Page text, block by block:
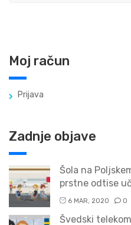
Moj račun
Prijava
Zadnje objave
Šola na
prstne odtise
6 MAR, 2020 0
Švedski